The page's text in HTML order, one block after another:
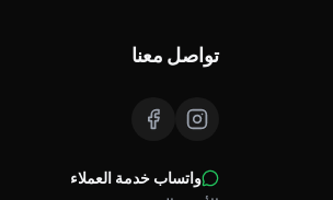
تواصل معنا
واتساب خدمة العملاء